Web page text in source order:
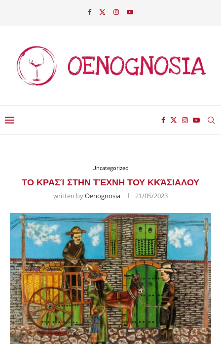
Uncategorized
ΤΟ ΚΡΑΣΊ ΣΤΗΝ ΤΈΧΝΗ ΤΟΥ ΚΚΆΣΙΑΛΟΥ
written byOenognosia 21/05/2023